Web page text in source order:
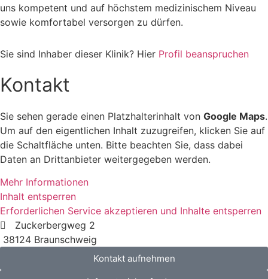
uns kompetent und auf höchstem medizinischem Niveau
sowie komfortabel versorgen zu dürfen.
Sie sind Inhaber dieser Klinik? Hier Profil beanspruchen
Kontakt
Sie sehen gerade einen Platzhalterinhalt von Google Maps.
Um auf den eigentlichen Inhalt zuzugreifen, klicken Sie auf
die Schaltfläche unten. Bitte beachten Sie, dass dabei
Daten an Drittanbieter weitergegeben werden.
Mehr Informationen
Inhalt entsperren
Erforderlichen Service akzeptieren und Inhalte entsperren
Zuckerbergweg 2
38124 Braunschweig
Kontakt aufnehmen